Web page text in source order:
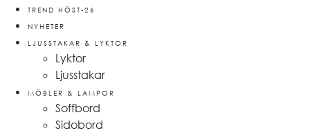
TREND HÖST-26
NYHETER
LJUSSTAKAR & LYKTOR
Lyktor
Ljusstakar
MÖBLER & LAMPOR
Soffbord
Sidobord